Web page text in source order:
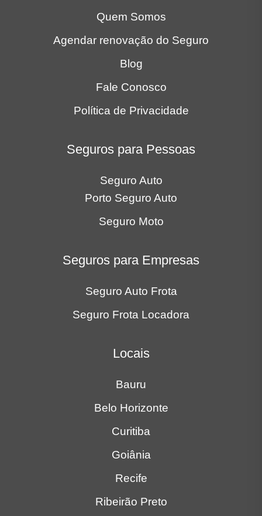
Quem Somos
Agendar renovação do Seguro
Blog
Fale Conosco
Política de Privacidade
Seguros para Pessoas
Seguro Auto
Porto Seguro Auto
Seguro Moto
Seguros para Empresas
Seguro Auto Frota
Seguro Frota Locadora
Locais
Bauru
Belo Horizonte
Curitiba
Goiânia
Recife
Ribeirão Preto